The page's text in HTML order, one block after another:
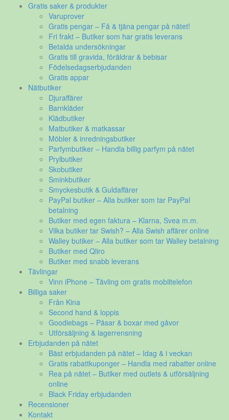
Gratis saker & produkter
Varuprover
Gratis pengar – Få & tjäna pengar på nätet!
Fri frakt – Butiker som har gratis leverans
Betalda undersökningar
Gratis till gravida, föräldrar & bebisar
Födelsedagserbjudanden
Gratis appar
Nätbutiker
Djuraffärer
Barnkläder
Klädbutiker
Matbutiker & matkassar
Möbler & inredningsbutiker
Parfymbutiker – Handla billig parfym på nätet
Prylbutiker
Skobutiker
Sminkbutiker
Smyckesbutik & Guldaffärer
PayPal butiker – Alla butiker som tar PayPal
betalning
Butiker med egen faktura – Klarna, Svea m.m.
Vilka butiker tar Swish? – Alla Swish affärer online
Walley butiker – Alla butiker som tar Walley betalning
Butiker med Qliro
Butiker med snabb leverans
Tävlingar
Vinn iPhone – Tävling om gratis mobiltelefon
Billiga saker
Från Kina
Second hand & loppis
Goodiebags – Påsar & boxar med gåvor
Utförsäljning & lagerrensning
Erbjudanden på nätet
Bäst erbjudanden på nätet – Idag & i veckan
Gratis rabattkuponger – Handla med rabatter online
Rea på nätet – Butiker med outlets & utförsäljning
online
Black Friday erbjudanden
Recensioner
Kontakt